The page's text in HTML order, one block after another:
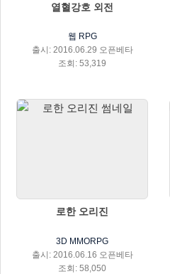
열혈강호 외전
웹 RPG
출시: 2016.06.29 오픈베타
조회: 53,319
로한 오리진
3D MMORPG
출시: 2016.06.16 오픈베타
조회: 58,050